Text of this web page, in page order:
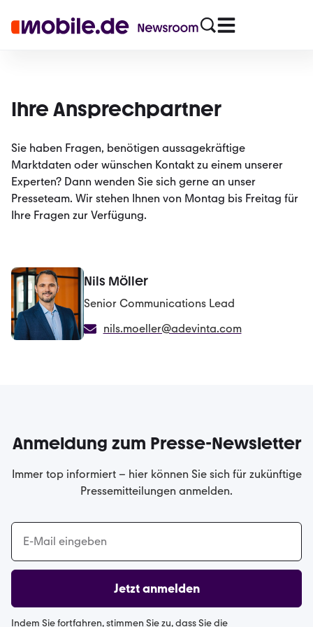
Ihre Ansprechpartner
Sie haben Fragen, benötigen aussagekräftige
Marktdaten oder wünschen Kontakt zu einem unserer
Experten? Dann wenden Sie sich gerne an unser
Presseteam. Wir stehen Ihnen von Montag bis Freitag für
Ihre Fragen zur Verfügung.
Nils Möller
Senior Communications Lead
nils.moeller@adevinta.com
Anmeldung zum Presse-Newsletter
Immer top informiert – hier können Sie sich für zukünftige
Pressemitteilungen anmelden.
Jetzt anmelden
Indem Sie fortfahren, stimmen Sie zu, dass Sie die